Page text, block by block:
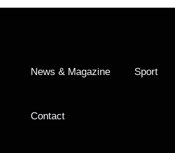
News & Magazine Sport
Contact